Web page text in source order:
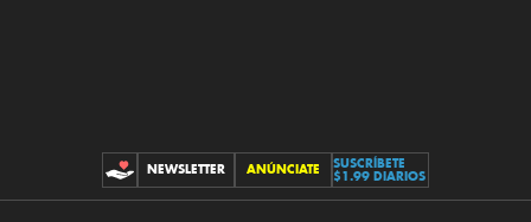
CONTRIBUCIONES
NEWSLETTER ANÚNCIATE
SUSCRÍBETE
$1.99 DIARIOS